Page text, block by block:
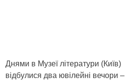
Днями в Музеї літератури (Київ)
відбулися два ювілейні вечори –